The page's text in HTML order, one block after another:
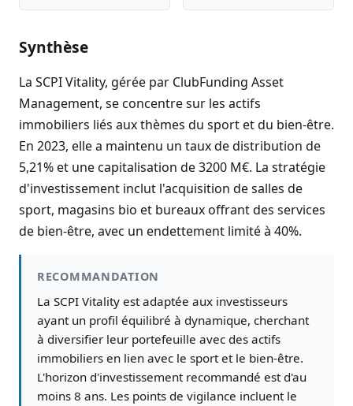
Synthèse
La SCPI Vitality, gérée par ClubFunding Asset
Management, se concentre sur les actifs
immobiliers liés aux thèmes du sport et du bien-être.
En 2023, elle a maintenu un taux de distribution de
5,21% et une capitalisation de 3200 M€. La stratégie
d'investissement inclut l'acquisition de salles de
sport, magasins bio et bureaux offrant des services
de bien-être, avec un endettement limité à 40%.
RECOMMANDATION
La SCPI Vitality est adaptée aux investisseurs
ayant un profil équilibré à dynamique, cherchant
à diversifier leur portefeuille avec des actifs
immobiliers en lien avec le sport et le bien-être.
L'horizon d'investissement recommandé est d'au
moins 8 ans. Les points de vigilance incluent le